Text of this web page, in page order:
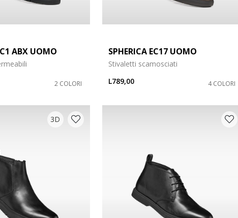
ABX UOMO
2 COLORI
SPHERICA EC17 UOMO
Stivaletti scamosciati
L789,00
4 COLORI
3D